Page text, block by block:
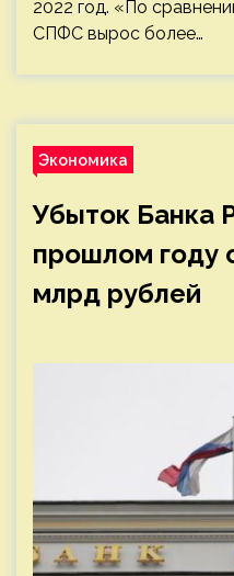
2022 год. «По
СПФС вырос более…
Экономика
Убыток Банка
прошлом году
млрд рублей